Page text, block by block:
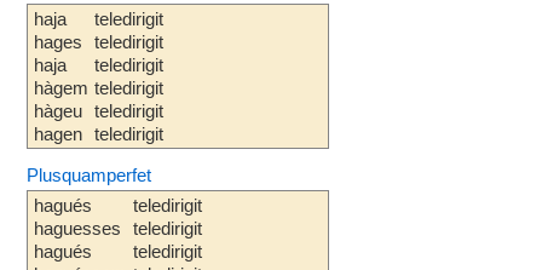
haja
hages
haja
hàgem
hàgeu
hagen
teledirigit
teledirigit
teledirigit
teledirigit
teledirigit
teledirigit
Plusquamperfet
hagués
haguesses
hagués
teledirigit
teledirigit
teledirigit